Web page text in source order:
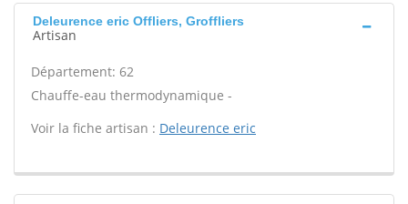
Deleurence eric Offliers, Groffliers
Artisan
Département: 62
Chauffe-eau thermodynamique -
Voir la fiche artisan : Deleurence eric